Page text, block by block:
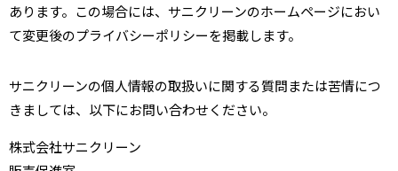
あります。この場合には、サニクリーンのホームページにおい
て変更後のプライバシーポリシーを掲載します。
サニクリーンの個人情報の取扱いに関する質問または苦情につ
きましては、以下にお問い合わせください。
株式会社サニクリーン